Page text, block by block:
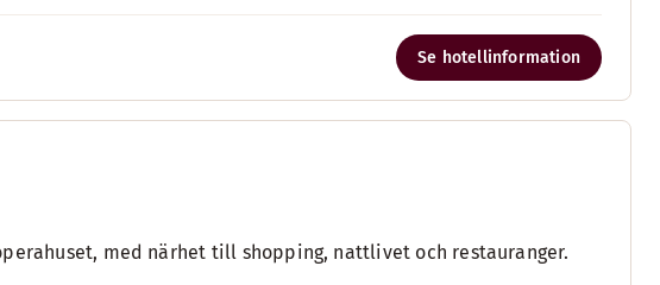
Se hotellinformation
med närhet till shopping, nattlivet och restauranger.